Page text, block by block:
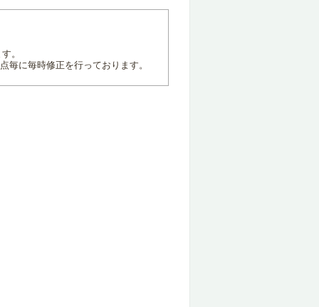
。
に毎時修正を行っております。